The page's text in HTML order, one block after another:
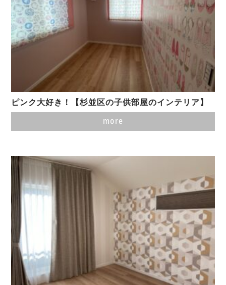
ピンク大好き！【杉並区の子供部屋のインテリア】
more